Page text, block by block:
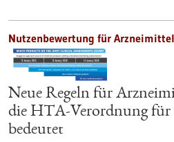
Nutzenbewertung für
Neue Regeln für
die HTA-Verordnung für
bedeutet